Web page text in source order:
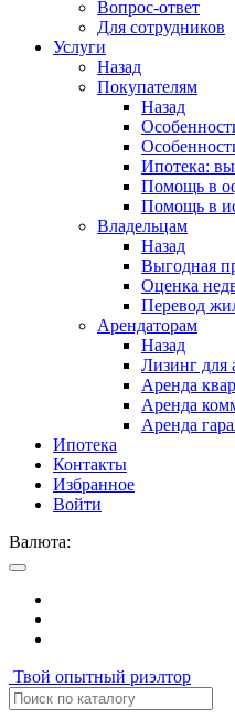
Вопрос-ответ
Для сотрудников
Услуги
Назад
Покупателям
Назад
Ипотека:
Помощь в
Помощь в
Владельцам
Назад
Выгодная
Оценка
Перевод
Арендаторам
Назад
Лизинг для
Аренда
Аренда
Аренда
Ипотека
Контакты
Избранное
Войти
Валюта:
Твой опытный риэлтор